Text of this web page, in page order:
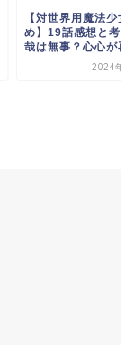
【対世界用魔法少女
め】19話感想と考察
哉は無事？心心が再
2024年3